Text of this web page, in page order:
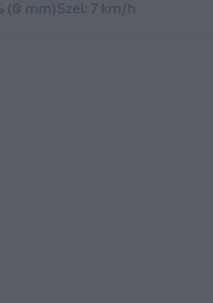
(0 mm)Szél: 7 km/h